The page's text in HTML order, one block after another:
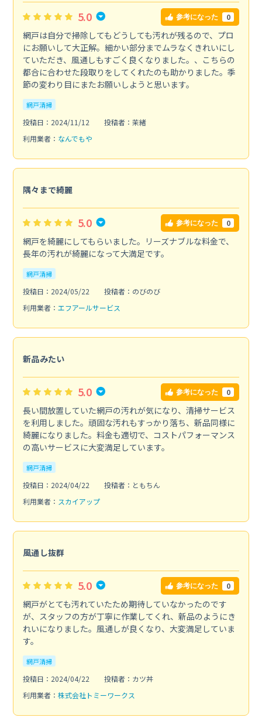
5.0 参考になった 0
網戸は自分で掃除してもどうしても汚れが残るので、プロ
にお願いして大正解。細かい部分までムラなくきれいにし
ていただき、風通しもすごく良くなりました。、こちらの
都合に合わせた段取りをしてくれたのも助かりました。季
節の変わり目にまたお願いしようと思います。
網戸清掃
投稿日：2024/11/12
投稿者：茉緒
利用業者： なんでもや
隅々まで綺麗
5.0 参考になった 0
網戸を綺麗にしてもらいました。リーズナブルな料金で、
長年の汚れが綺麗になって大満足です。
網戸清掃
投稿日：2024/05/22
投稿者：のびのび
利用業者： エフアールサービス
新品みたい
5.0 参考になった 0
長い間放置していた網戸の汚れが気になり、清掃サービス
を利用しました。頑固な汚れもすっかり落ち、新品同様に
綺麗になりました。料金も適切で、コストパフォーマンス
の高いサービスに大変満足しています。
網戸清掃
投稿日：2024/04/22
投稿者：ともちん
利用業者： スカイアップ
風通し抜群
5.0 参考になった 0
網戸がとても汚れていたため期待していなかったのです
が、スタッフの方が丁寧に作業してくれ、新品のようにき
れいになりました。風通しが良くなり、大変満足していま
す。
網戸清掃
投稿日：2024/04/22
投稿者：カツ丼
利用業者： 株式会社トミーワークス